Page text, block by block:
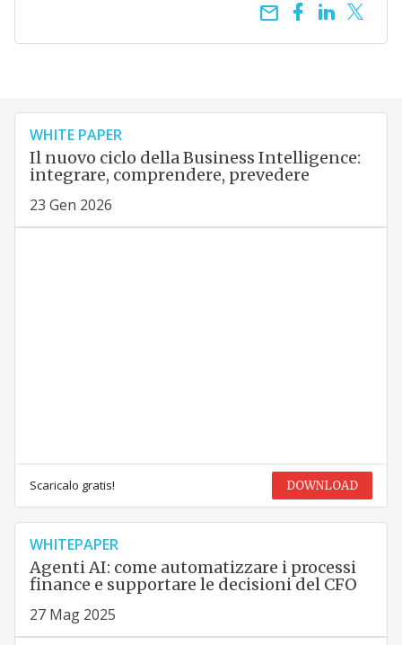
email
WHITE PAPER
Il nuovo ciclo della Business Intelligence:
integrare, comprendere, prevedere
23 Gen 2026
Scaricalo gratis! DOWNLOAD
WHITEPAPER
Agenti AI: come automatizzare i processi
finance e supportare le decisioni del CFO
27 Mag 2025